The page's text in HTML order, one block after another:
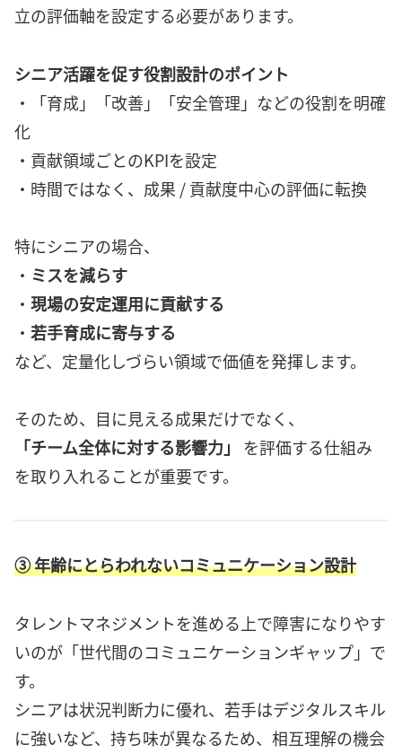
立の評価軸を設定する必要があります。
シニア活躍を促す役割設計のポイント
・「育成」「改善」「安全管理」などの役割を明確
化
・貢献領域ごとのKPIを設定
・時間ではなく、成果 / 貢献度中心の評価に転換
特にシニアの場合、
・ ミスを減らす
・ 現場の安定運用に貢献する
・ 若手育成に寄与する
など、定量化しづらい領域で価値を発揮します。
そのため、目に見える成果だけでなく、
「チーム全体に対する影響力」
を評価する仕組み
を取り入れることが重要です。
③ 年齢にとらわれないコミュニケーション設計
タレントマネジメントを進める上で障害になりやす
いのが「世代間のコミュニケーションギャップ」で
す。
シニアは状況判断力に優れ、若手はデジタルスキル
に強いなど、持ち味が異なるため、相互理解の機会